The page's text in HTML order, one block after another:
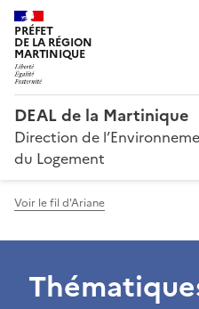
PRÉFET
DE LA RÉGION
MARTINIQUE
DEAL de la Martinique
Direction de
du Logement
Voir le fil d'Ariane